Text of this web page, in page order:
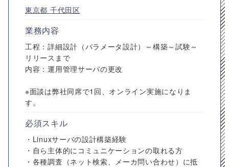
東京都 千代田区
業務内容
工程：詳細設計（パラメータ設計）～構築～試験～
リリースまで
内容：運用管理サーバの更改
※面談は弊社同席で1回、オンライン実施になりま
す。
必須スキル
・Linuxサーバの設計構築経験
・自ら主体的にコミュニケーションの取れる方
・各種調査（ネット検索、メーカ問い合わせ）に抵